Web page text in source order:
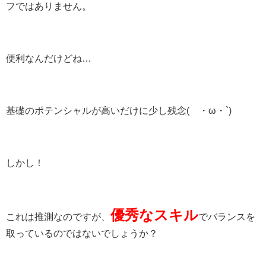
フではありません。
便利なんだけどね…
基礎のポテンシャルが高いだけに少し残念(´・ω・`)
しかし！
これは推測なのですが、優秀なスキルでバランスを
取っているのではないでしょうか？